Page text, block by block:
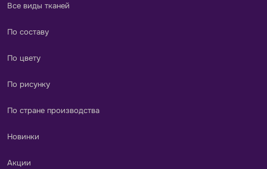
Все виды тканей
По составу
По цвету
По рисунку
По стране производства
Новинки
Акции